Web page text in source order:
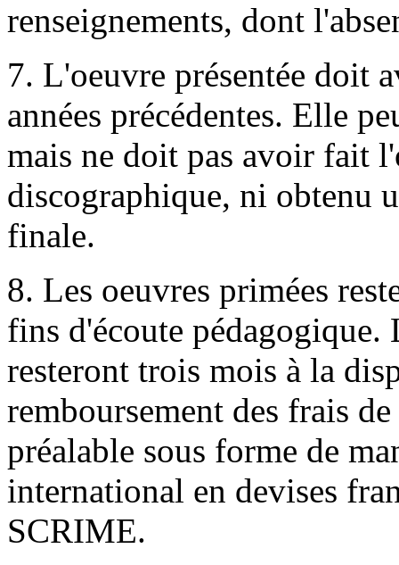
renseignements, dont
7. L'oeuvre présentée doit
années précédentes. Elle
mais ne doit pas avoir fait
discographique, ni obtenu
finale.
8. Les oeuvres primées
fins d'écoute pédagogique.
resteront trois mois à la
remboursement des frais
préalable sous forme de
international en devises
SCRIME.